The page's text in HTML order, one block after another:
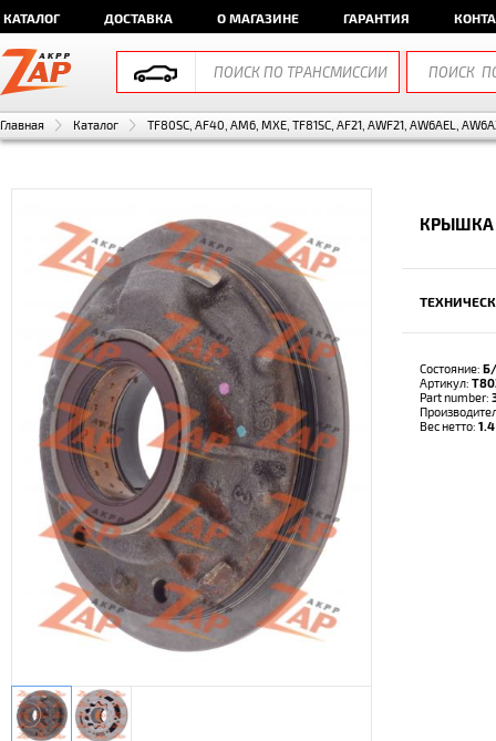
КАТАЛОГ ДОСТАВКА О МАГАЗИНЕ ГАРАНТИЯ
Главная Каталог TF80SC, AF40, AM6, MXE, TF81SC, AF21, AWF21, AW6AEL,
КРЫШКА
Состояние:
Артикул:
Part number:
Вес нетто: 1.4